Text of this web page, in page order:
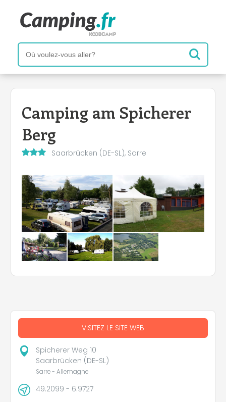
Camping am Spicherer
Berg
Saarbrücken (DE-SL), Sarre
VISITEZ LE SITE WEB
Spicherer Weg 10
Saarbrücken (DE-SL)
Sarre - Allemagne
49.2099 - 6.9727